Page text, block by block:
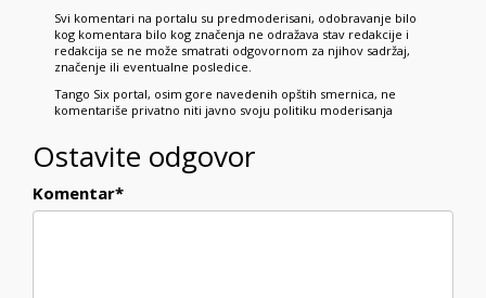
Svi komentari na portalu su predmoderisani, odobravanje bilo
kog komentara bilo kog značenja ne odražava stav redakcije i
redakcija se ne može smatrati odgovornom za njihov sadržaj,
značenje ili eventualne posledice.
Tango Six portal, osim gore navedenih opštih smernica, ne
komentariše privatno niti javno svoju politiku moderisanja
Ostavite odgovor
Komentar*